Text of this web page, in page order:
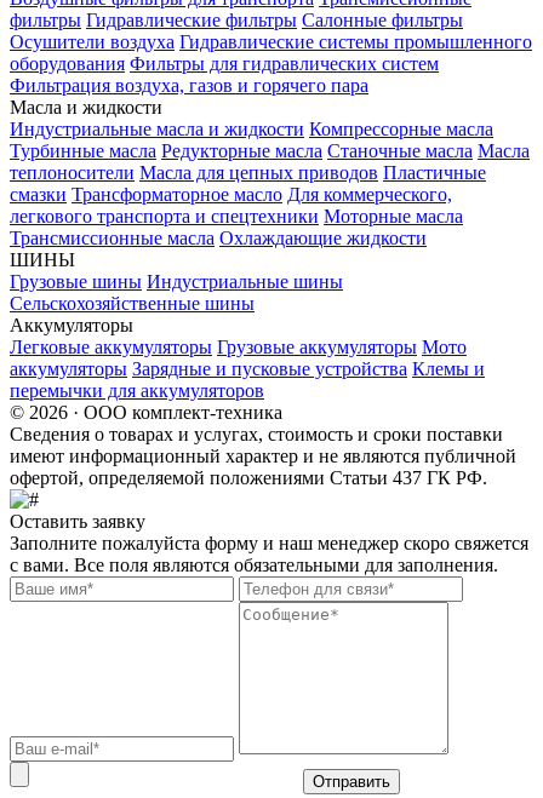
фильтры Гидравлические фильтры Салонные фильтры
Осушители воздуха Гидравлические системы промышленного
оборудования Фильтры для гидравлических систем
Фильтрация воздуха, газов и горячего пара
Масла и жидкости
Индустриальные масла и жидкости Компрессорные масла
Турбинные масла Редукторные масла Станочные масла Масла
теплоносители Масла для цепных приводов Пластичные
смазки Трансформаторное масло Для коммерческого,
легкового транспорта и спецтехники Моторные масла
Трансмиссионные масла Охлаждающие жидкости
ШИНЫ
Грузовые шины Индустриальные шины
Сельскохозяйственные шины
Аккумуляторы
Легковые аккумуляторы Грузовые аккумуляторы Мото
аккумуляторы Зарядные и пусковые устройства Клемы и
перемычки для аккумуляторов
© 2026 · ООО комплект-техника
Сведения о товарах и услугах, стоимость и сроки поставки
имеют информационный характер и не являются публичной
офертой, определяемой положениями Статьи 437 ГК РФ.
Оставить заявку
Заполните пожалуйста форму и наш менеджер скоро свяжется
с вами. Все поля являются обязательными для заполнения.
Отправить